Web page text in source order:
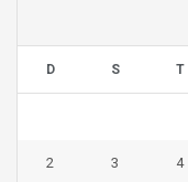
D S T
2 3 4